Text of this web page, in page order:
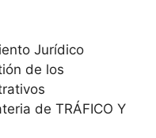
Jurídico
de los
de TRÁFICO Y